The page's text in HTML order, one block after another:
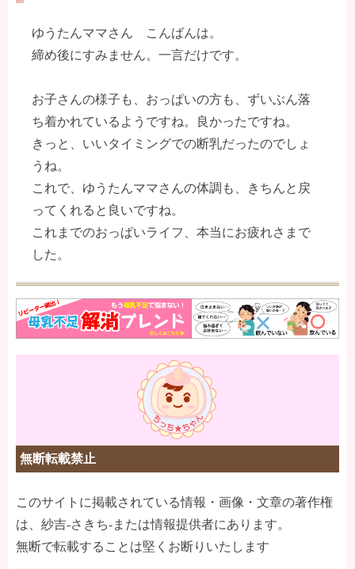
ゆうたんママさん こんばんは。
締め後にすみません。一言だけです。
お子さんの様子も、おっぱいの方も、ずいぶん落
ち着かれているようですね。良かったですね。
きっと、いいタイミングでの断乳だったのでしょ
うね。
これで、ゆうたんママさんの体調も、きちんと戻
ってくれると良いですね。
これまでのおっぱいライフ、本当にお疲れさまで
した。
無断転載禁止
このサイトに掲載されている情報・画像・文章の著作権
は、紗吉-さきち-または情報提供者にあります。
無断で転載することは堅くお断りいたします